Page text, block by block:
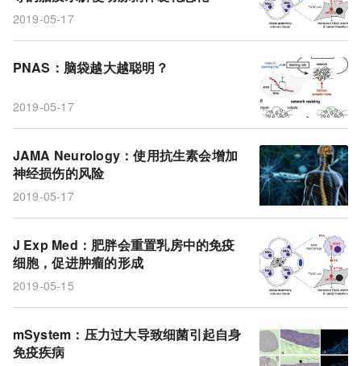
2019-05-17
PNAS：脑袋越大越聪明？
2019-05-17
JAMA Neurology：使用抗生素会增加
神经损伤的风险
2019-05-17
J Exp Med：肥胖会重置乳房中的免疫
细胞，促进肿瘤的形成
2019-05-15
mSystem：压力过大导致细菌引起自身
免疫疾病